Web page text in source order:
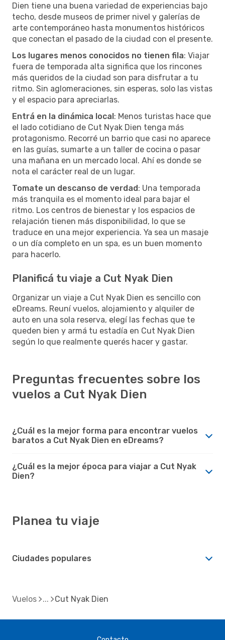
Dien tiene una buena variedad de experiencias bajo
techo, desde museos de primer nivel y galerías de
arte contemporáneo hasta monumentos históricos
que conectan el pasado de la ciudad con el presente.
Los lugares menos conocidos no tienen fila: Viajar
fuera de temporada alta significa que los rincones
más queridos de la ciudad son para disfrutar a tu
ritmo. Sin aglomeraciones, sin esperas, solo las vistas
y el espacio para apreciarlas.
Entrá en la dinámica local: Menos turistas hace que
el lado cotidiano de Cut Nyak Dien tenga más
protagonismo. Recorré un barrio que casi no aparece
en las guías, sumarte a un taller de cocina o pasar
una mañana en un mercado local. Ahí es donde se
nota el carácter real de un lugar.
Tomate un descanso de verdad: Una temporada
más tranquila es el momento ideal para bajar el
ritmo. Los centros de bienestar y los espacios de
relajación tienen más disponibilidad, lo que se
traduce en una mejor experiencia. Ya sea un masaje
o un día completo en un spa, es un buen momento
para hacerlo.
Planificá tu viaje a Cut Nyak Dien
Organizar un viaje a Cut Nyak Dien es sencillo con
eDreams. Reuní vuelos, alojamiento y alquiler de
auto en una sola reserva, elegí las fechas que te
queden bien y armá tu estadía en Cut Nyak Dien
según lo que realmente querés hacer y gastar.
Preguntas frecuentes sobre los
vuelos a Cut Nyak Dien
¿Cuál es la mejor forma para encontrar vuelos
baratos a Cut Nyak Dien en eDreams?
¿Cuál es la mejor época para viajar a Cut Nyak
Dien?
Planea tu viaje
Ciudades populares
Vuelos Cut Nyak Dien